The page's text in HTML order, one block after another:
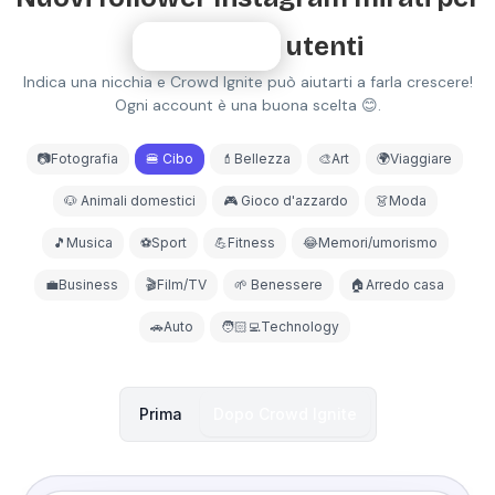
utenti
Indica una nicchia e Crowd Ignite può aiutarti a farla crescere!
Ogni account è una buona scelta 😊.
📷Fotografia 🍔 Cibo 💄Bellezza 🎨Art 🌍Viaggiare
🐶 Animali domestici 🎮 Gioco d'azzardo 👗Moda
🎵Musica ⚽Sport 💪Fitness 😂Memori/umorismo
💼Business 🎬Film/TV 🌱 Benessere 🏠Arredo casa
🚗Auto 🧑🏻‍💻Technology
Prima